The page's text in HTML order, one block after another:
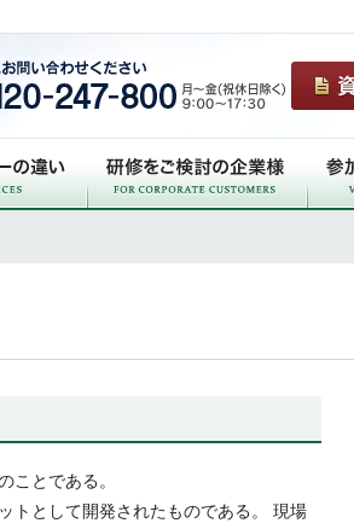
ことである。
トとして開発されたものである。 現場